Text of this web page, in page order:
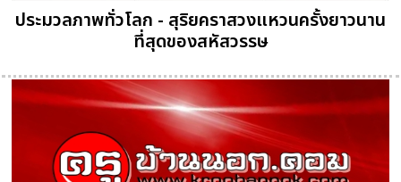
ประมวลภาพทั่วโลก - สุริยคราสวงแหวนครั้งยาวนาน
ที่สุดของสหัสวรรษ